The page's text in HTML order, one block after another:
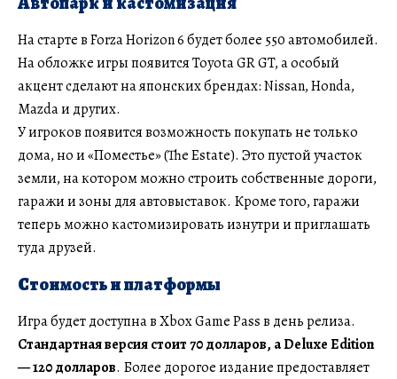
На старте в Forza Horizon 6 будет более 550 автомобилей.
На обложке игры появится Toyota GR GT, а особый
акцент сделают на японских брендах: Nissan, Honda,
Mazda и других.
У игроков появится возможность покупать не только
дома, но и «Поместье» (The Estate). Это пустой участок
земли, на котором можно строить собственные дороги,
гаражи и зоны для автовыставок. Кроме того, гаражи
теперь можно кастомизировать изнутри и приглашать
туда друзей.
Стоимость и платформы
Игра будет доступна в Xbox Game Pass в день релиза.
Стандартная версия стоит 70 долларов, а Deluxe Edition
— 120 долларов. Более дорогое издание предоставляет